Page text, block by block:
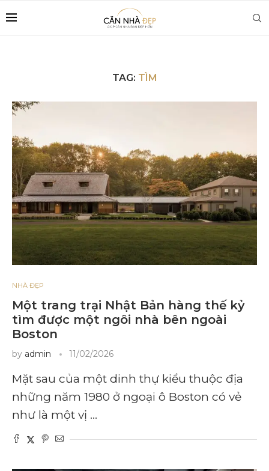
TAG: TÌM
NHÀ ĐẸP
Một trang trại Nhật Bản hàng thế kỷ
tìm được một ngôi nhà bên ngoài
Boston
by admin 11/02/2026
Mặt sau của một dinh thự kiểu thuộc địa
những năm 1980 ở ngoại ô Boston có vẻ
như là một vị …